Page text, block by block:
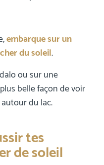
embarque sur un
du soleil.
ou sur une
belle façon de voir
du lac.
tes
de soleil